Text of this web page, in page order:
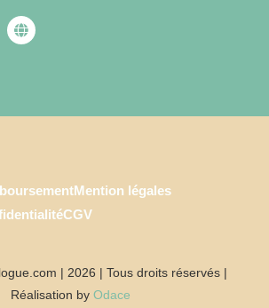
Mention légales
CGV
| 2026 | Tous droits réservés |
Réalisation by Odace